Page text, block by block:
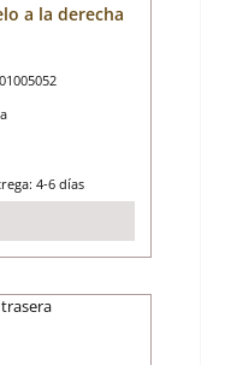
a la derecha
01005052
4-6 días